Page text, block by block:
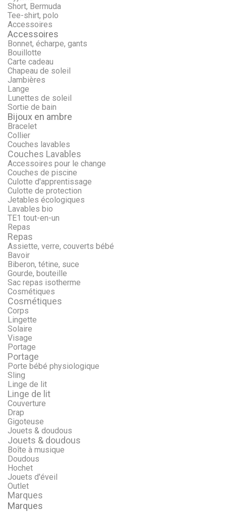
Short, Bermuda
Tee-shirt, polo
Accessoires
Accessoires
Bonnet, écharpe, gants
Bouillotte
Carte cadeau
Chapeau de soleil
Jambières
Lange
Lunettes de soleil
Sortie de bain
Bijoux en ambre
Bracelet
Collier
Couches lavables
Couches Lavables
Accessoires pour le change
Couches de piscine
Culotte d'apprentissage
Culotte de protection
Jetables écologiques
Lavables bio
TE1 tout-en-un
Repas
Repas
Assiette, verre, couverts bébé
Bavoir
Biberon, tétine, suce
Gourde, bouteille
Sac repas isotherme
Cosmétiques
Cosmétiques
Corps
Lingette
Solaire
Visage
Portage
Portage
Porte bébé physiologique
Sling
Linge de lit
Linge de lit
Couverture
Drap
Gigoteuse
Jouets & doudous
Jouets & doudous
Boîte à musique
Doudous
Hochet
Jouets d'éveil
Outlet
Marques
Marques